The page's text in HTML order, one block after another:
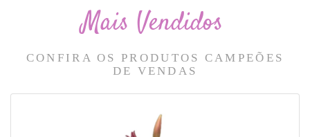
Mais Vendidos
CONFIRA OS PRODUTOS CAMPEÕES
DE VENDAS